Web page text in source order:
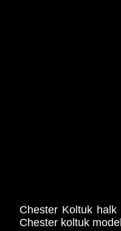
Chester Koltuk
Chester koltuk